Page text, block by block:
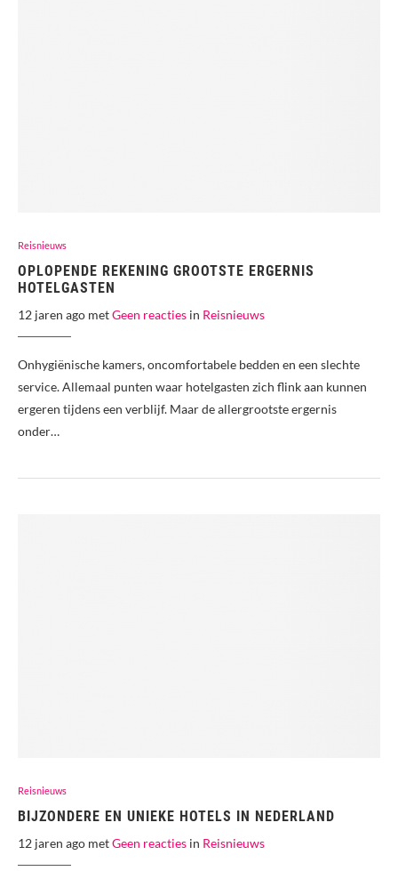
Reisnieuws
OPLOPENDE REKENING GROOTSTE ERGERNIS
HOTELGASTEN
12 jaren ago metGeen reacties in Reisnieuws
Onhygiënische kamers, oncomfortabele bedden en een slechte
service. Allemaal punten waar hotelgasten zich flink aan kunnen
ergeren tijdens een verblijf. Maar de allergrootste ergernis
onder…
Reisnieuws
BIJZONDERE EN UNIEKE HOTELS IN NEDERLAND
12 jaren ago metGeen reacties in Reisnieuws